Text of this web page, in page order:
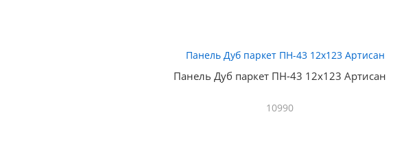
Панель Дуб паркет ПН-43 12х123 Артисан
10990